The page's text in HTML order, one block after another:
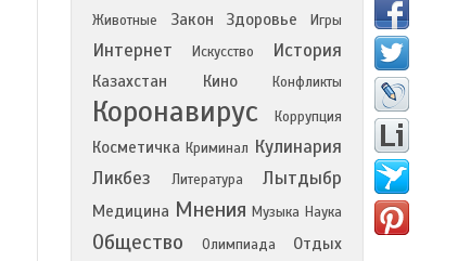
Животные
Закон Здоровье Игры
Интернет Искусство История
Казахстан Кино Конфликты
Коронавирус Коррупция
Косметичка Криминал Кулинария
Ликбез
Литература Лытдыбр
Медицина Мнения Музыка Наука
Общество Олимпиада
Отдых